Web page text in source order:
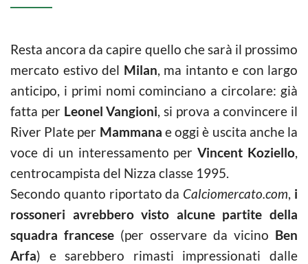
Resta ancora da capire quello che sarà il prossimo
mercato estivo del Milan, ma intanto e con largo
anticipo, i primi nomi cominciano a circolare: già
fatta per Leonel Vangioni, si prova a convincere il
River Plate per Mammana e oggi è uscita anche la
voce di un interessamento perVincent Koziello,
centrocampista del Nizza classe 1995.
Secondo quanto riportato da Calciomercato.com, i
rossoneri avrebbero visto alcune partite della
squadra francese (per osservare da vicino Ben
Arfa) e sarebbero rimasti impressionati dalle